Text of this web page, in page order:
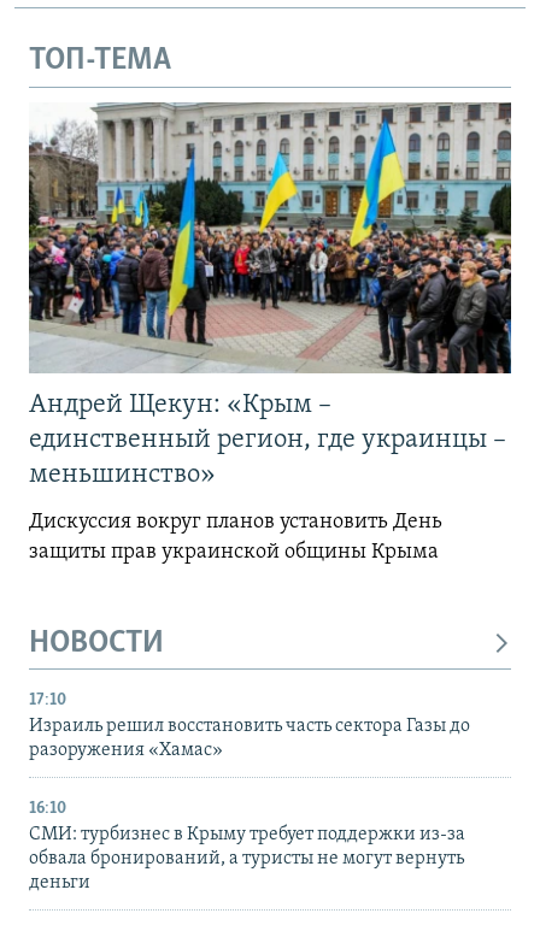
ТОП-ТЕМА
Андрей Щекун: «Крым –
единственный регион, где украинцы –
меньшинство»
Дискуссия вокруг планов установить День
защиты прав украинской общины Крыма
НОВОСТИ
17:10
Израиль решил восстановить часть сектора Газы до
разоружения «Хамас»
16:10
СМИ: турбизнес в Крыму требует поддержки из-за
обвала бронирований, а туристы не могут вернуть
деньги